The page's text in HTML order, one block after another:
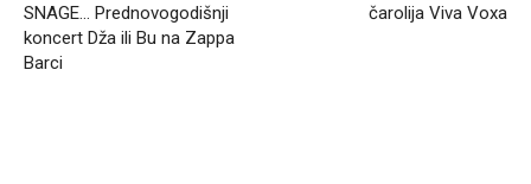
SNAGE… Prednovogodišnji
koncert Dža ili Bu na Zappa
Barci
čarolija Viva Voxa